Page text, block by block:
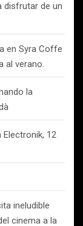
disfrutar de un
en Syra Coffe
al verano.
la
Electronik, 12
ineludible
cinema a la